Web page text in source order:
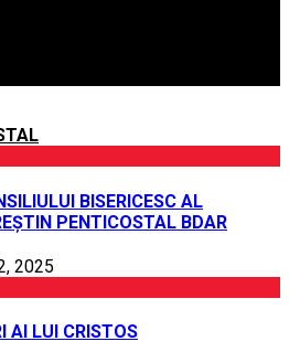
BISERICESC AL
PENTICOSTAL BDAR
2025
AI LUI CRISTOS